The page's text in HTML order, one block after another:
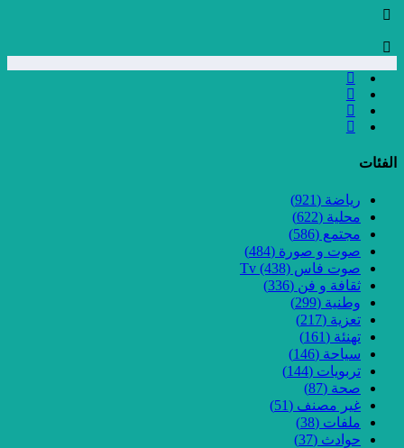
الفئات
رياضة (921)
محلية (622)
مجتمع (586)
صوت و صورة (484)
صوت فاس Tv (438)
ثقافة و فن (336)
وطنية (299)
تعزية (217)
تهنئة (161)
سياحة (146)
تربويات (144)
صحة (87)
غير مصنف (51)
ملفات (38)
حوادث (37)